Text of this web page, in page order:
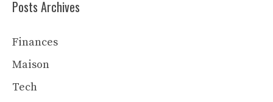
Posts Archives
Finances
Maison
Tech